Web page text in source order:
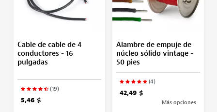
Cable de cable de 4
conductores - 16
pulgadas
(19)
5,46 $
Alambre de empuje de
núcleo sólido vintage -
50 pies
(4)
42,49 $
Más opciones